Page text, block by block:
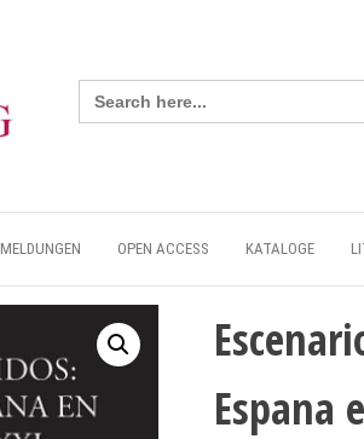
Search
for:
MELDUNGEN OPEN ACCESS KATALOGE
Espana